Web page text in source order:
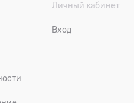
Личный кабинет
Вход